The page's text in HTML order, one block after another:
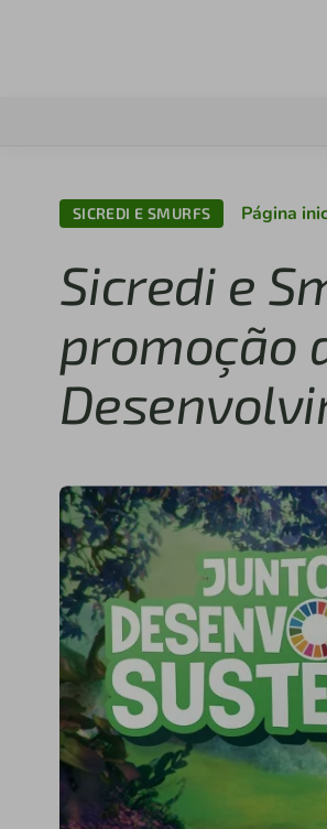
SICREDI E SMURFS Página
Sicredi e
promoção